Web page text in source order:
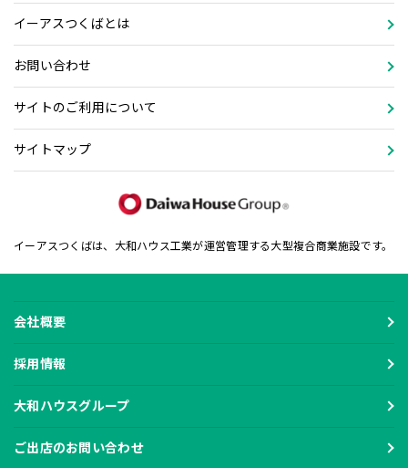
イーアスつくばとは
お問い合わせ
サイトのご利用について
サイトマップ
イーアスつくばは、大和ハウス工業が運営管理する大型複合商業施設です。
会社概要
採用情報
大和ハウスグループ
ご出店のお問い合わせ